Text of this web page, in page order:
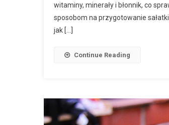
witaminy, minerały i błonnik, co
sposobom na przygotowanie
jak […]
Continue Reading